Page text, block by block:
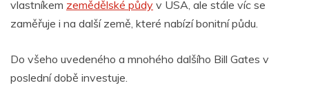
vlastníkem zemědělské půdy v USA, ale stále víc se
zaměřuje i na další země, které nabízí bonitní půdu.
Do všeho uvedeného a mnohého dalšího Bill Gates v
poslední době investuje.